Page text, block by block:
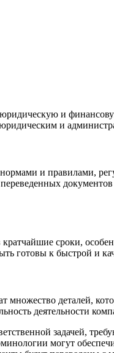
и
и
и правилами,
сроки,
готовы к быстрой и
множество деталей,
деятельности
задачей,
могут